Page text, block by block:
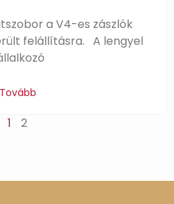
a V4-es zászlók
felállításra. A lengyel
Tovább
1 2